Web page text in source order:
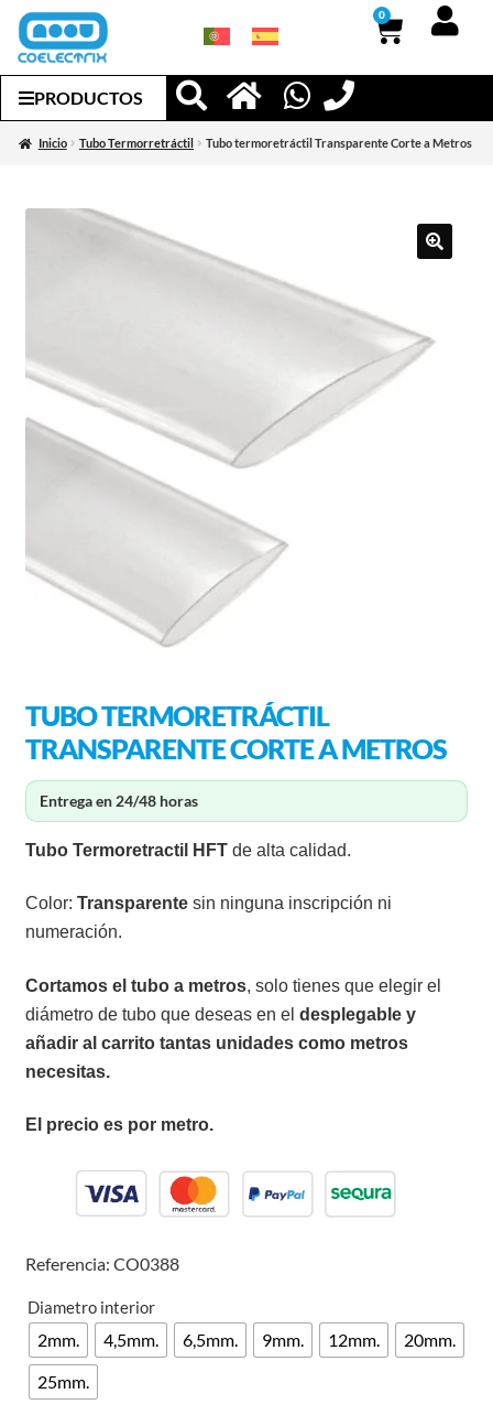
0
PRODUCTOS
Inicio Tubo Termorretráctil Tubo termoretráctil Transparente Corte a Metros
TUBO TERMORETRÁCTIL
TRANSPARENTE CORTE A METROS
Entrega en 24/48 horas
Tubo Termoretractil HFTde alta calidad.
Color: Transparente sin ninguna inscripción ni
numeración.
Cortamos el tubo a metros, solo tienes que elegir el
diámetro de tubo que deseas en el desplegable y
añadir al carrito tantas unidades como metros
necesitas.
El precio es por metro.
Referencia: CO0388
Diametro interior
2mm. 4,5mm. 6,5mm. 9mm. 12mm.
20mm.
25mm.